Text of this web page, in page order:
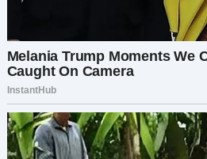
И я сделала правильный
А ты бы вышла замуж,
свадьбе произошло такое?
комментариях!
Поставь лайк и